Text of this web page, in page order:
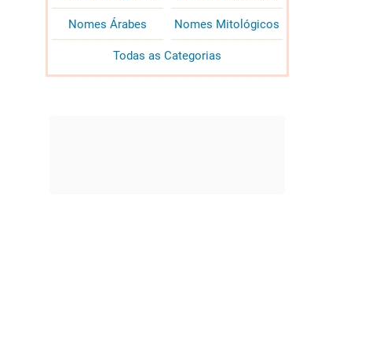
Nomes Árabes Nomes Mitológicos
Todas as Categorias